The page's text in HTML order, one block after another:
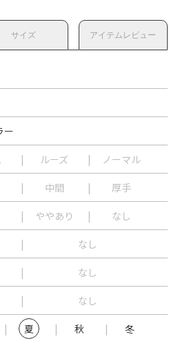
サイズ アイテムレビュー
ー
ルーズ ノーマル
中間 厚手
ややあり なし
なし
なし
なし
夏 秋 冬